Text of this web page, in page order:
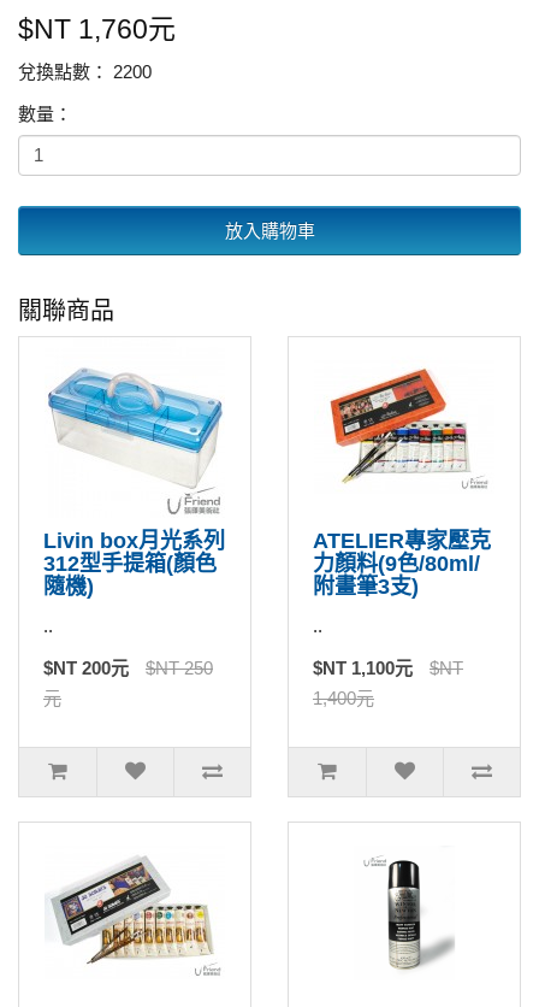
$NT 1,760元
兌換點數： 2200
數量：
放入購物車
關聯商品
Livin box月光系列
312型手提箱(顏色
隨機)
..
$NT 200元
$NT 250
元
ATELIER專家壓克
力顏料(9色/80ml/
附畫筆3支)
..
$NT 1,100元
$NT
1,400元